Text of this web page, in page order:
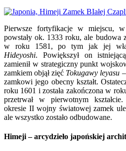
Pierwsze fortyfikacje w miejscu,
powstały ok. 1333 roku, ale budowa
w roku 1581, po tym jak jej
Hideyoshi. Powiększył on
zamienił w strategiczny punkt
zamkiem objął zięć Tokugawy leyasu –
zamkowi jego obecny kształt.
roku 1601 i została zakończona w
przetrwał w pierwotnym
okresie II wojny światowej zamek
ale wszystko zostało odbudowane.
Himeji – arcydzieło japońskiej